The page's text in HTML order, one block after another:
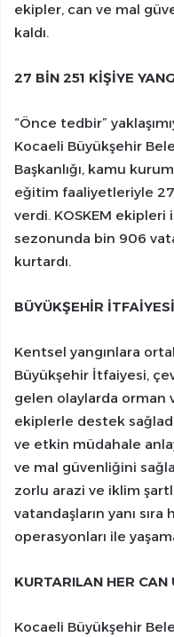
ekipler, can ve mal
kaldı.
27 BİN 251 KİŞİYE
“Önce tedbir”
Kocaeli Büyükşehir
Başkanlığı, kamu
eğitim faaliyetleriyle
verdi. KOSKEM
sezonunda bin 906
kurtardı.
BÜYÜKŞEHİR
Kentsel yangınlara
Büyükşehir İtfaiyesi,
gelen olaylarda orman
ekiplerle destek
ve etkin müdahale
ve mal güvenliğini
zorlu arazi ve iklim
vatandaşların yanı
operasyonları ile
KURTARILAN HER
Kocaeli Büyükşehir